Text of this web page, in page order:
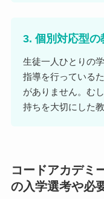
3. 個別対応型の
生徒一人ひとりの
指導を行っている
がありません。む
持ちを大切にした
コードアカデミ
の入学選考や必